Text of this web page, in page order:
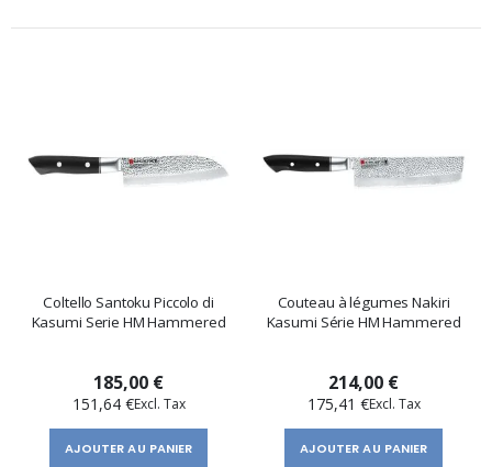
Coltello Santoku Piccolo di
Kasumi Serie HM Hammered
185,00 €
151,64 €
AJOUTER AU PANIER
Couteau à légumes Nakiri
Kasumi Série HM Hammered
214,00 €
175,41 €
AJOUTER AU PANIER